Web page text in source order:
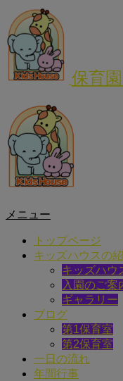
保育
メニュー
トップページ
キッズハウスの
キッズハウ
入園のご案
ギャラリー
ブログ
第1保育室
第2保育室
一日の流れ
年間行事